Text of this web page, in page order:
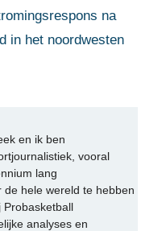
na
in het noordwesten
en ik ben
vooral
lang
hele wereld te hebben
Probasketball
analyses en